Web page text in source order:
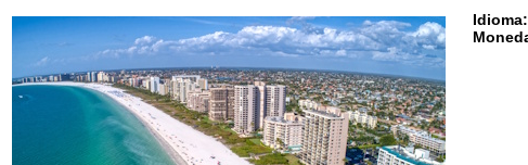
Idioma: